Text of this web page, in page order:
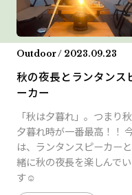
Outdoor / 2023.09.23
秋の夜長とランタンス
ーカー
「秋は夕暮れ」。つまり
夕暮れ時が一番最高！！
は、ランタンスピーカー
緒に秋の夜長を楽しんで
す☺︎